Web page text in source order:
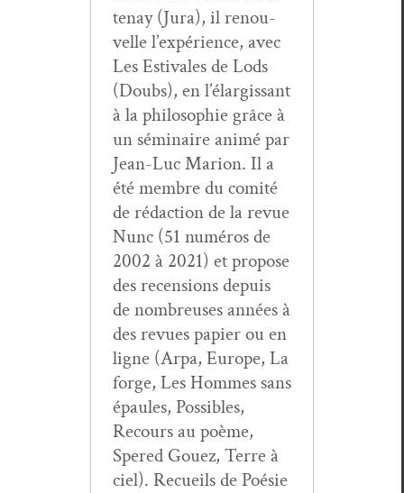
te­nay (Jura), il renou­
velle l’expérience, avec
Les Esti­vales de Lods
(Doubs), en l’élargissant
à la philoso­phie grâce à
un sémi­naire ani­mé par
Jean-Luc Mar­i­on. Il a
été mem­bre du comité
de rédac­tion de la revue
Nunc (51 numéros de
2002 à 2021) et pro­pose
des recen­sions depuis
de nom­breuses années à
des revues papi­er ou en
ligne (Arpa, Europe, La
forge, Les Hommes sans
épaules, Pos­si­bles,
Recours au poème,
Spered Gouez, Terre à
ciel). Recueils de Poésie